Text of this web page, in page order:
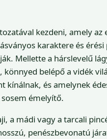
kezdeni, amely
karaktere és
Mellette a hárslevelű
belépő a vidék
kínálnak, és amelynek
émelyítő.
a mádi vagy a tarcali
penészbevonatú